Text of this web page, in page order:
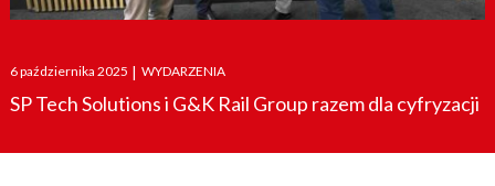
Posted
on
6 października 2025 | WYDARZENIA
SP Tech Solutions i G&K Rail Group razem dla cyfryzacji